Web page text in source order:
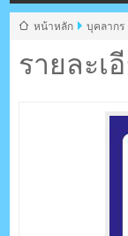
ต
รายละเ
หน้าหลัก บุคลากร